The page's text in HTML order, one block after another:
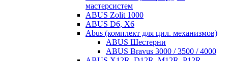
мастерсистем
ABUS Zolit 1000
ABUS D6, X6
Abus (комплект для цил. механизмов)
ABUS Шестерни
ABUS Bravus 3000 / 3500 / 4000